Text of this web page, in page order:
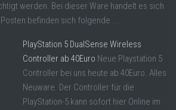
werden. Bei dieser Ware handelt es sich
befinden sich folgende ...
PlayStation 5 DualSense Wireless
Controller ab 40Euro Neue Playstation 5
Controller bei uns heute ab 40Euro. Alles
Neuware. Der Controller für die
PlayStation-5 kann sofort hier Online im